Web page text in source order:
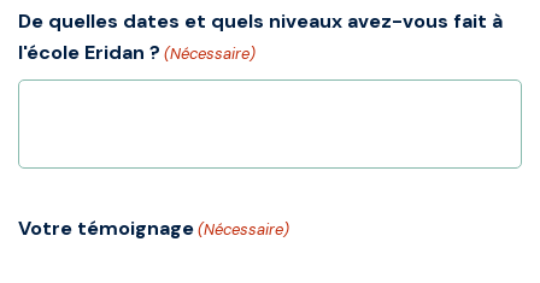
De quelles dates et quels niveaux avez-vous fait à
l'école Eridan ? (Nécessaire)
Votre témoignage(Nécessaire)